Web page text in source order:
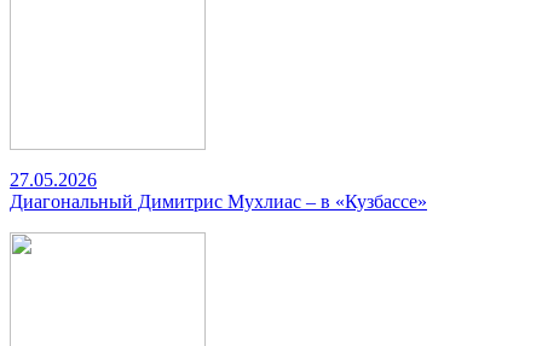
27.05.2026
Диагональный Димитрис Мухлиас – в «Кузбассе»